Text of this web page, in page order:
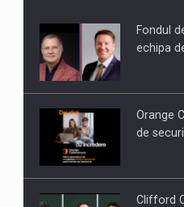
Fondul
echipa
Orange
de
Clifford